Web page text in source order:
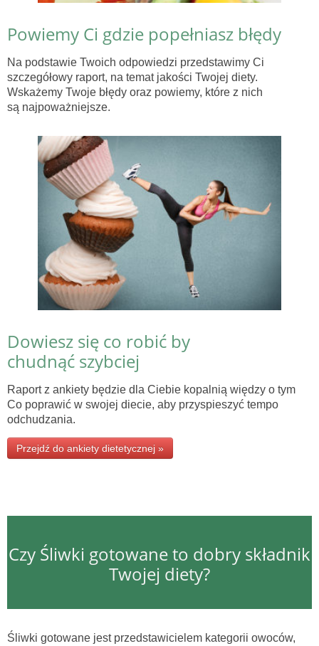
Powiemy Ci gdzie popełniasz błędy
Na podstawie Twoich odpowiedzi przedstawimy Ci
szczegółowy raport, na temat jakości Twojej diety.
Wskażemy Twoje błędy oraz powiemy, które z nich
są najpoważniejsze.
Dowiesz się co robić by
chudnąć szybciej
Raport z ankiety będzie dla Ciebie kopalnią więdzy o tym
Co poprawić w swojej diecie, aby przyspieszyć tempo
odchudzania.
Przejdź do ankiety dietetycznej »
Czy Śliwki gotowane to dobry składnik
Twojej diety?
Śliwki gotowane jest przedstawicielem kategorii owoców,